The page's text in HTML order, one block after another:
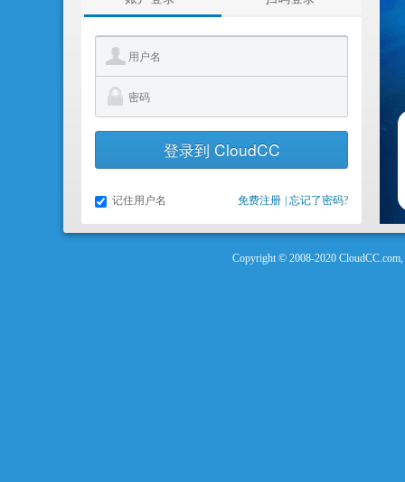
登录到 CloudCC
记住用户名 免费注册 忘记了密码?
Copyright © 2008-2020